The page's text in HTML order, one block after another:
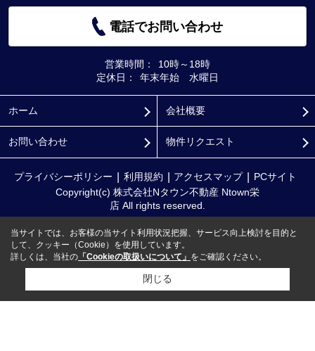
電話でお問い合わせ
営業時間：
10時～18時
定休日：
年末年始 水曜日
ホーム 会社概要
お問い合わせ 物件リクエスト
プライバシーポリシー 利用規約 アクセスマップ
PCサイト
Copyright(c) 株式会社Nタウン不動産 Ntown栄
店 All rights reserved.
当サイトでは、お客様の当サイト利用状況把握、サービス向上検討を目的と
して、クッキー（Cookie）を使用しています。
詳しくは、当社の 「Cookieの取扱いについて」 をご確認ください。
閉じる